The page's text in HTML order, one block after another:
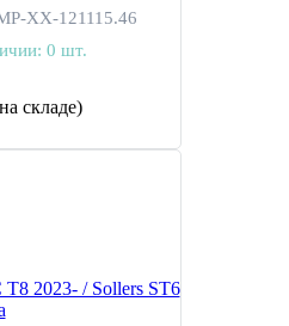
XX-121115.46
0 шт.
складе)